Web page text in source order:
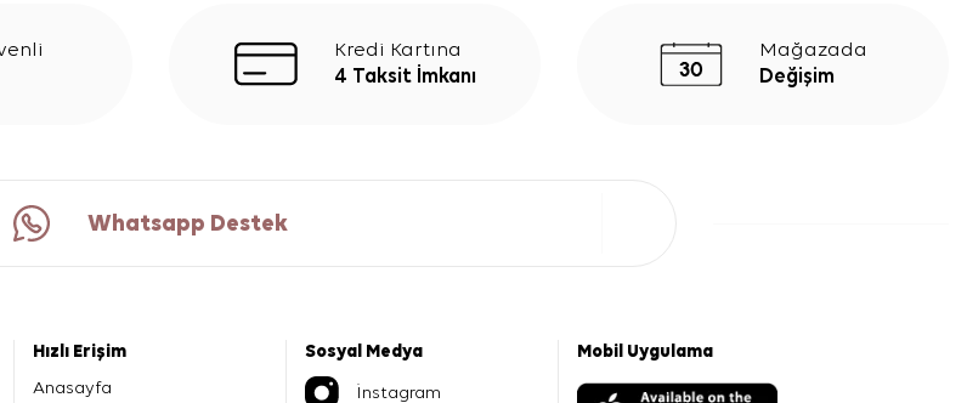
Kredi Kartına
4 Taksit İmkanı
Mağazada
Değişim
Whatsapp Destek
Hızlı Erişim
Anasayfa
Sosyal Medya
İnstagram
Mobil Uygulama